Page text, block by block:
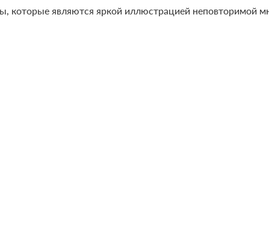
которые являются яркой иллюстрацией неповторимой